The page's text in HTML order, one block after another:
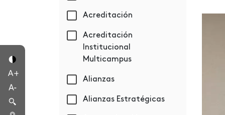
Acreditación
Acreditación
Institucional
Multicampus
Alianzas
Alianzas Estratégicas